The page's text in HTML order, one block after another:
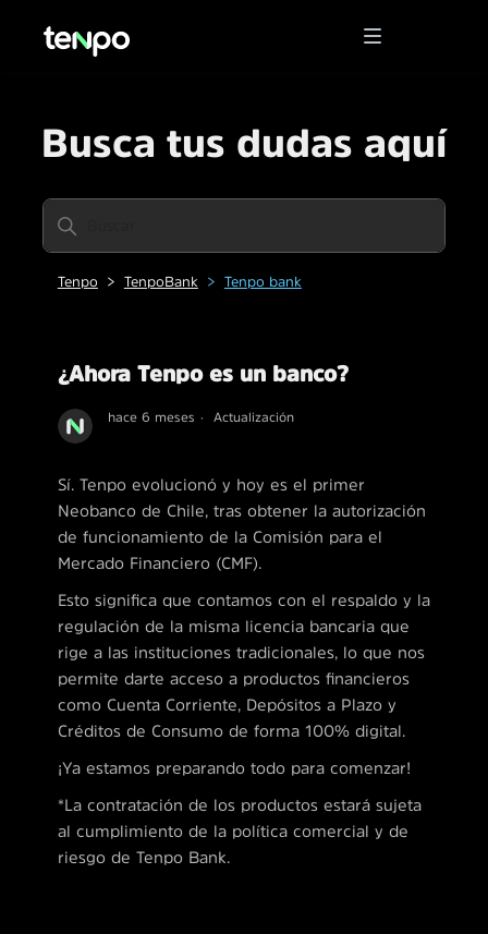
Busca tus dudas aquí
Tenpo TenpoBank Tenpo bank
¿Ahora Tenpo es un banco?
hace 6 meses Actualización
Sí. Tenpo evolucionó y hoy es el primer
Neobanco de Chile, tras obtener la autorización
de funcionamiento de la Comisión para el
Mercado Financiero (CMF).
Esto significa que contamos con el respaldo y la
regulación de la misma licencia bancaria que
rige a las instituciones tradicionales, lo que nos
permite darte acceso a productos financieros
como Cuenta Corriente, Depósitos a Plazo y
Créditos de Consumo de forma 100% digital.
¡Ya estamos preparando todo para comenzar!
*La contratación de los productos estará sujeta
al cumplimiento de la política comercial y de
riesgo de Tenpo Bank.